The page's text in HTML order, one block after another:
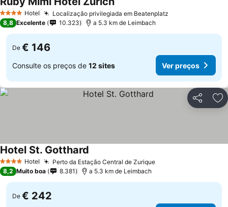
4 EstrelasHotel Localização privilegiada em Beatenplatz
Ver preços
8,8 Excelente 10.323 a 5.3 km de Leimbach
De € 146
Consulte os preços de 12 sites Ver preços
Partilhar
4 EstrelasHotel Perto da Estação Central de ZuriqueVer preços
Hotel St. Gotthard
8,2 Muito boa 8.381 a 5.3 km de Leimbach
De € 242